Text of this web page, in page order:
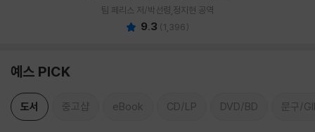
팀 페리스 저/박선령,정지현 공역
9.3 (1,396)
예스 PICK
도서 중고샵 eBook CD/LP DVD/BD 문구/